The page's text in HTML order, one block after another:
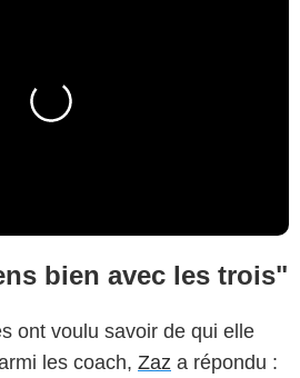
bien avec les trois"
ont voulu savoir de qui elle
les coach, Zaz a répondu :